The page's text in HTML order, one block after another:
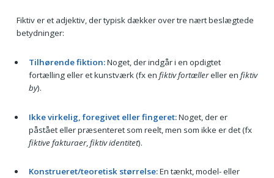
Fiktiv er et adjektiv, der typisk dækker over tre nært beslægtede
betydninger:
Tilhørende fiktion:Noget, der indgår i en opdigtet
fortælling eller et kunstværk (fx en fiktiv fortællereller en fiktiv
by).
Ikke virkelig, foregivet eller fingeret:Noget, der er
påstået eller præsenteret som reelt, men som ikke er det (fx
fiktive fakturaer, fiktiv identitet).
Konstrueret/teoretisk størrelse:En tænkt, model- eller